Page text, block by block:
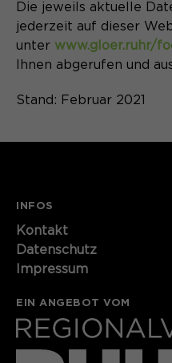
Die jeweils aktuelle
jederzeit auf dieser
unter www.gloer.ruhr/
Ihnen abgerufen und
Stand: Februar 2021
INFOS
Kontakt​​​​​
Datenschutz
Impressum
EIN ANGEBOT VOM